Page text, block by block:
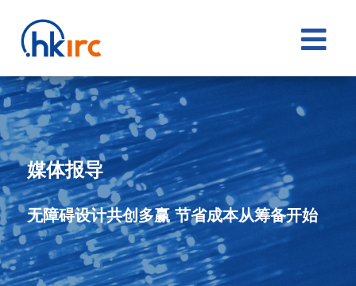

媒体报导
无障碍设计共创多赢 节省成本从筹备开始